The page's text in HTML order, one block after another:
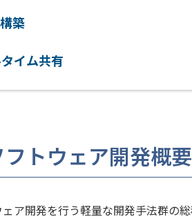
築
イム共有
トウェア開発概要
ア開発を行う軽量な開発手法群の